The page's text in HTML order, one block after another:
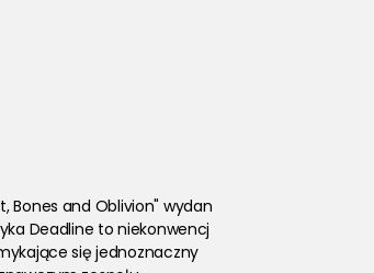
Bones and Oblivion" wydan
Deadline to niekonwencj
się jednoznaczny